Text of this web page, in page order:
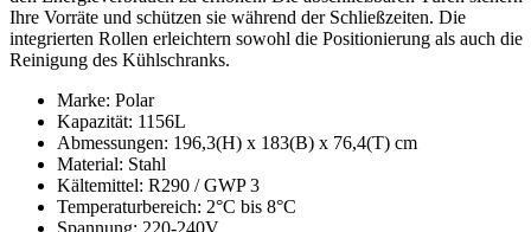
Ihre Vorräte und schützen sie während der Schließzeiten. Die
integrierten Rollen erleichtern sowohl die Positionierung als auch die
Reinigung des Kühlschranks.
Marke: Polar
Kapazität: 1156L
Abmessungen: 196,3(H) x 183(B) x 76,4(T) cm
Material: Stahl
Kältemittel: R290 / GWP 3
Temperaturbereich: 2°C bis 8°C
Spannung: 220-240V